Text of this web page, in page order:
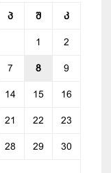
პ შ კ
1 2
7 8 9
14 15 16
21 22 23
28 29 30